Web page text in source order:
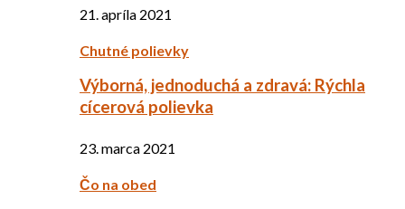
21. apríla 2021
Chutné polievky
Výborná, jednoduchá a zdravá: Rýchla
cícerová polievka
23. marca 2021
Čo na obed